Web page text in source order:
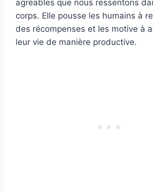
agréables que nous ressentons
corps. Elle pousse les humains à
des récompenses et les motive à
leur vie de manière productive.